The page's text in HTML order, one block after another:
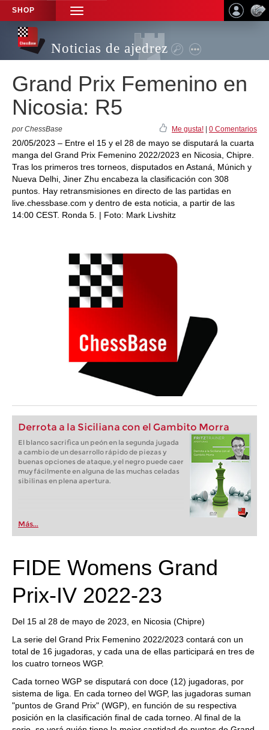
SHOP
TOGGLE
NAVIGATION
Noticias de ajedrez
Grand Prix Femenino en
Nicosia: R5
por ChessBase Me gusta! 0 Comentarios
20/05/2023 – Entre el 15 y el 28 de mayo se disputará la cuarta
manga del Grand Prix Femenino 2022/2023 en Nicosia, Chipre.
Tras los primeros tres torneos, disputados en Astaná, Múnich y
Nueva Delhi, Jiner Zhu encabeza la clasificación con 308
puntos. Hay retransmisiones en directo de las partidas en
live.chessbase.com y dentro de esta noticia, a partir de las
14:00 CEST. Ronda 5. | Foto: Mark Livshitz
Derrota a la Siciliana con el Gambito Morra
El blanco sacrifica un peón en la segunda jugada
a cambio de un desarrollo rápido de piezas y
buenas opciones de ataque, y el negro puede caer
muy fácilmente en alguna de las muchas celadas
sibilinas en plena apertura.
Más...
FIDE Womens Grand
Prix-IV 2022-23
Del 15 al 28 de mayo de 2023, en Nicosia (Chipre)
La serie del Grand Prix Femenino 2022/2023 contará con un
total de 16 jugadoras, y cada una de ellas participará en tres de
los cuatro torneos WGP.
Cada torneo WGP se disputará con doce (12) jugadoras, por
sistema de liga. En cada torneo del WGP, las jugadoras suman
"puntos de Grand Prix" (WGP), en función de su respectiva
posición en la clasificación final de cada torneo. Al final de la